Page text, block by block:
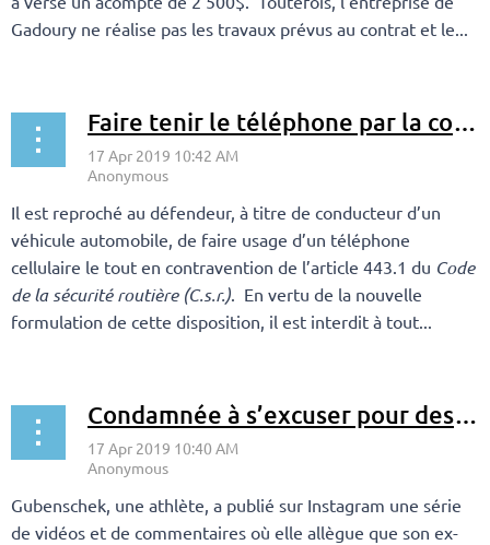
Gadoury ne réalise pas les travaux prévus au contrat et le...
Faire tenir le téléphone par la conjointe du conducteur n’est pas un dispositif mains libres
Il est reproché au défendeur, à titre de conducteur d’un
véhicule automobile, de faire usage d’un téléphone
cellulaire le tout en contravention de l’article 443.1 du Code
de la sécurité routière (C.s.r.). En vertu de la nouvelle
formulation de cette disposition, il est interdit à tout...
Condamnée à s’excuser pour des commentaires et des vidéos diffamatoires publiés sur Instagram
Gubenschek, une athlète, a publié sur Instagram une série
de vidéos et de commentaires où elle allègue que son ex-